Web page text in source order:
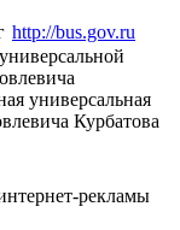
http://bus.gov.ru
универсальная
Курбатова
рекламы